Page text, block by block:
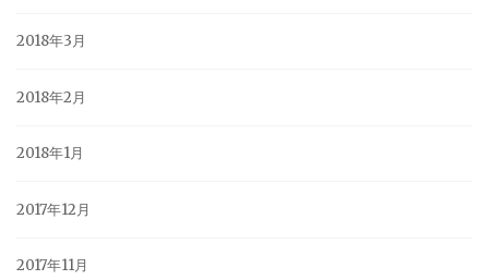
2018年3月
2018年2月
2018年1月
2017年12月
2017年11月